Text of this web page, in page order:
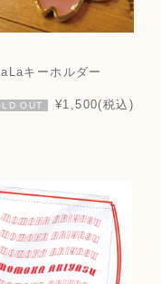
キーホルダー
OUT ¥1,500(税込)